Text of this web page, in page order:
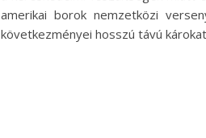
amerikai borok nemzetközi
következményei hosszú távú